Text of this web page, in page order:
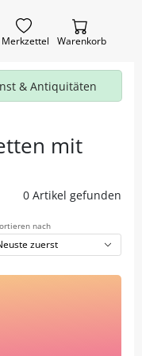
Merkzettel Warenkorb
& Antiquitäten
mit
0 Artikel gefunden
nach
zuerst